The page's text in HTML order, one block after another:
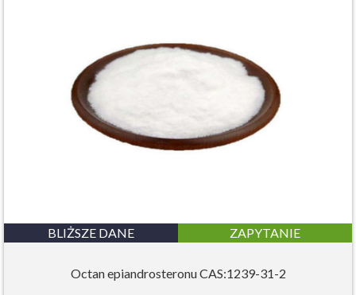
BLIŻSZE DANE ZAPYTANIE
Octan epiandrosteronu CAS:1239-31-2